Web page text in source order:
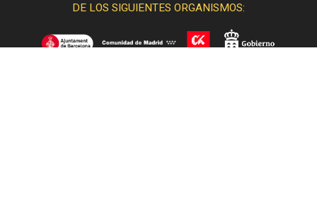
DE LOS SIGUIENTES ORGANISMOS: